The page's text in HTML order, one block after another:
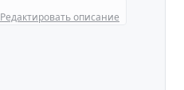
Редактировать описание